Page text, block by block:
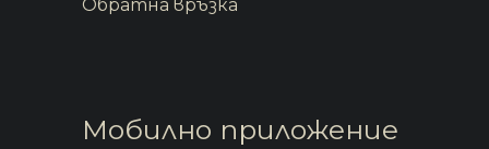
Обратна връзка
Мобилно приложение